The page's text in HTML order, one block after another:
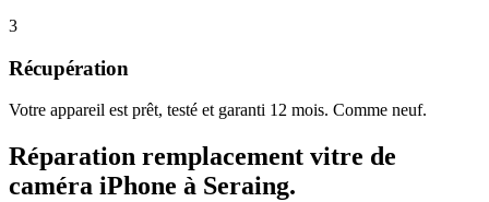
3
Récupération
Votre appareil est prêt, testé et garanti 12 mois. Comme neuf.
Réparation remplacement vitre de
caméra iPhone à Seraing.